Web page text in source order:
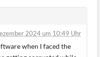
2024 um 10:49 Uhr
when I faced the